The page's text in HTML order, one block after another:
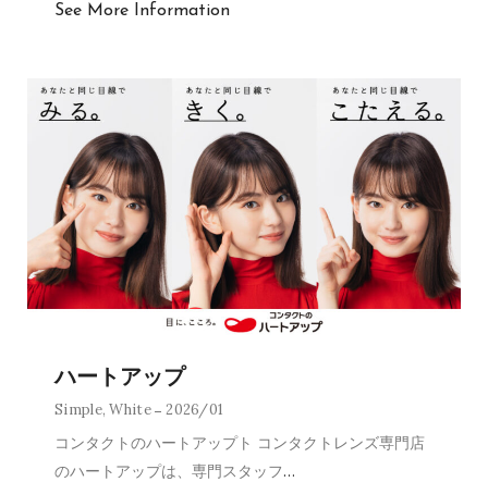
See More Information
ハートアップ
Simple,White 2026/01
コンタクトのハートアップト コンタクトレンズ専門店
のハートアップは、専門スタッフ…